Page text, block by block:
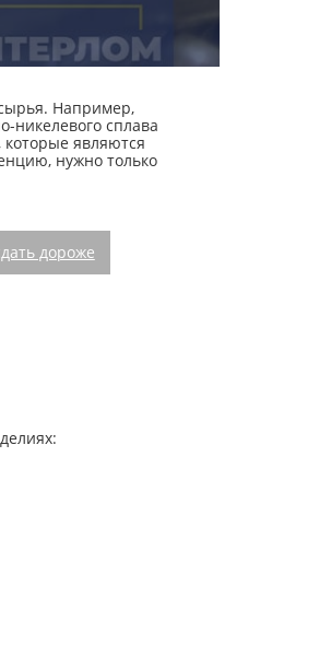
Например,
никелевого сплава
являются
нужно только
дороже